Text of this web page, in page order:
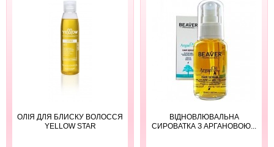
ОЛІЯ ДЛЯ БЛИСКУ ВОЛОССЯ
YELLOW STAR
ВІДНОВЛЮВАЛЬНА
СИРОВАТКА З АРГАНОВОЮ...